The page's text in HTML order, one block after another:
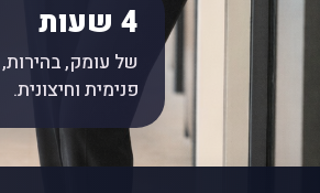
4 שעות
של עומק, בהירות,
פנימית וחיצונית.